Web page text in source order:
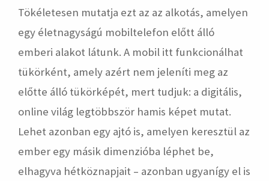
Tökéletesen mutatja ezt az az alkotás, amelyen
egy életnagyságú mobiltelefon előtt álló
emberi alakot látunk. A mobil itt funkcionálhat
tükörként, amely azért nem jeleníti meg az
előtte álló tükörképét, mert tudjuk: a digitális,
online világ legtöbbször hamis képet mutat.
Lehet azonban egy ajtó is, amelyen keresztül az
ember egy másik dimenzióba léphet be,
elhagyva hétköznapjait – azonban ugyanígy el is